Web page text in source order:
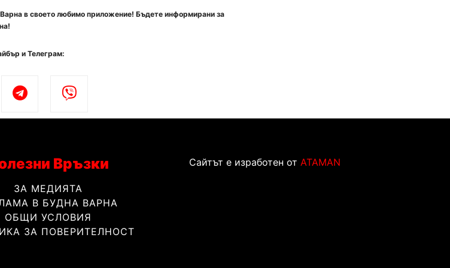
в своето любимо приложение! Бъдете информирани за
и Телеграм:
Връзки
ЗА МЕДИЯТА
В БУДНА ВАРНА
ОБЩИ УСЛОВИЯ
ЗА ПОВЕРИТЕЛНОСТ
Сайтът е изработен от ATAMAN